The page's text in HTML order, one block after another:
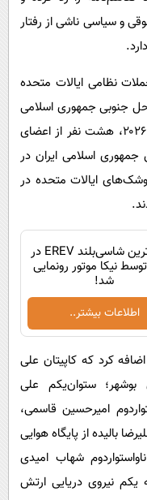
و سیاسی ناشی از رفتار
نظامی ایالات متحده
جنوبی جمهوری اسلامی
ایران در ساعات اولیه چهارشنبه، ۸ ژوئیه ۲۰۲۶، هشت نفر از اعضای
اسلامی ایران در
ایالات متحده در
لوکس‌ترین شاسی‌بلند EREV در
توسط نیکا موتور رونمایی
شد!
اطلاعات بیشتر..
کرد که کاپیتان علی
بوشهر؛ ستوان‌یکم علی
امیرحسین قاسمی،
بالیده از پایگاه هوایی
شهاب امیدی
یکم نیروی دریایی ارتش